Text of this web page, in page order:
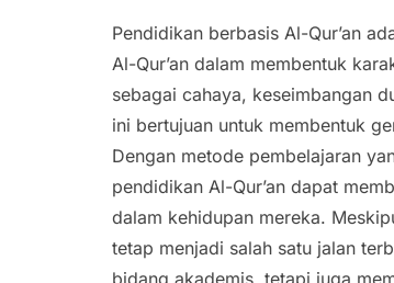
Pendidikan berbasis Al-Qur’an
Al-Qur’an dalam membentuk
sebagai cahaya, keseimbangan
ini bertujuan untuk membentuk
Dengan metode pembelajaran
pendidikan Al-Qur’an dapat
dalam kehidupan mereka.
tetap menjadi salah satu jalan
bidang akademis, tetapi juga